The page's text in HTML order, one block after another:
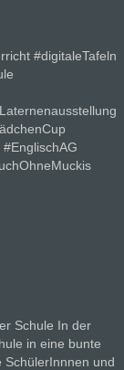
#digitaleTafeln
Schule In der
in eine bunte
SchülerInnnen und